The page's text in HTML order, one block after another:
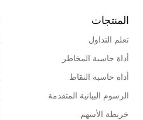
المنتجات
تعلم التداول
أداة حاسبة المخاطر
أداة حاسبة النقاط
الرسوم البيانية المتقدمة
خريطة الأسهم